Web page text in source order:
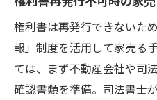
権利書は再発行できないた
報」制度を活用して家売る
ては、まず不動産会社や司
確認書類を準備。司法書士